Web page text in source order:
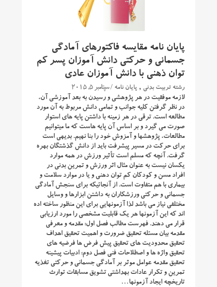
پایان نامه مقایسه فاکتورهای آمادگی
جسمانی و حرکتی دانش آموزان پسر کم
توان ذهنی با دانش آموزان عادی
رشته تربیت بدنی , پایان نامه / سپتامبر 5, 2015
لازمه موفقیت در هر پژوهشی و رسیدن به بعد آموزشی آن،
در نظر گرفتن کلیه جوانب و تمامی دانش مربوط به آن مورد
مطالعه است. ترقی در هر زمینه با داشتن پایه های استوار
صورت می گیرد و بر اساس آن پایه هاست که ما میتوانیم
مطالعات، پژوهشها و آمزوش خود را بنا نهیم. بدیهی است
برای حرکت در مسیر پیشرفت باید از دانش گذشتگان بهره
گرفت. آنچه که مسلم است تأثیر ورزش در همه موارد
یکسان نیست به عنوان مثال اثر ورزش و تمرین بدنی در
افراد مسن و کودکان کم توان دهنی و یا در موارد سلامت و
بیماری با هم متفاوت است. از آنجائیکه برای سنجش آمادگی
جسمانی و حرکتی ورزشکاران به داشتن ابزارها و وسایل
مختلفی نیاز می باشد لذا آزمونهایی برای این منظور ساخته اده
اند که این آزمونها هر یک قابلیت مشخصی را مورد ارزیابی
قرار می دهند. فهرست مطالب فصل اول: مقدمه و معرفی
مقدمه بیان مسئله تحقیق ضرورت و اهمیت تحقیق اهداف
تحقیق محدودیت های تحقیق پیش فرض ها فرضیه های
تحقیق واژه ها و اصطلاحات فنی فصل دوم: ادبیات پیشینه
تحقیق مقدمه عوامل موثر بر آمادگی جسمانی و حرکتی تغذیه
تمرین و تکرار عادات بهداشتی تشویق مسابقات توارث
تاریخچه ایجاد آزمونها…